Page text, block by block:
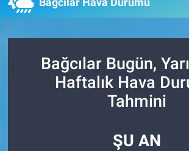
Bağcılar Bugün,
Haftalık Hava
Tahmini
ŞU AN